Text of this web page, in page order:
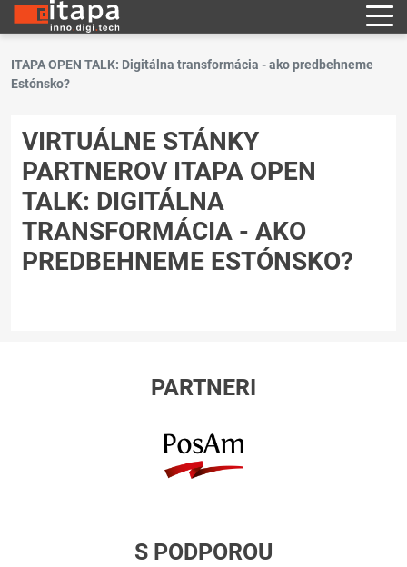
ITAPA OPEN TALK: Digitálna transformácia - ako predbehneme
Estónsko?
VIRTUÁLNE STÁNKY
PARTNEROV ITAPA OPEN
TALK: DIGITÁLNA
TRANSFORMÁCIA - AKO
PREDBEHNEME ESTÓNSKO?
PARTNERI
posam
S PODPOROU